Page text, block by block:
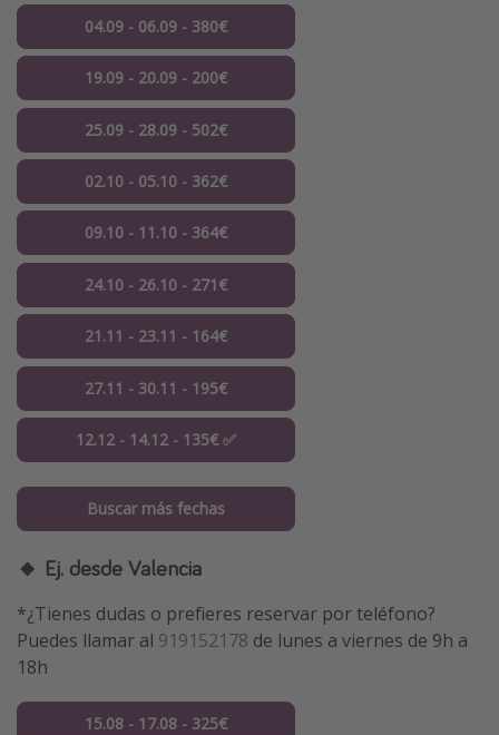
04.09 - 06.09 - 380€
19.09 - 20.09 - 200€
25.09 - 28.09 - 502€
02.10 - 05.10 - 362€
09.10 - 11.10 - 364€
24.10 - 26.10 - 271€
21.11 - 23.11 - 164€
27.11 - 30.11 - 195€
12.12 - 14.12 - 135€ ✅
Buscar más fechas
🔸 Ej. desde Valencia
*¿Tienes dudas o prefieres reservar por teléfono?
Puedes llamar al 919152178 de lunes a viernes de 9h a
18h
15.08 - 17.08 - 325€